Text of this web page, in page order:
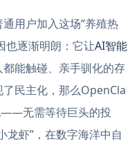
用户加入这场“养殖热
也逐渐明朗：它让AI智能
能触碰、亲手驯化的存
民主化，那么OpenCla
——无需等待巨头的投
龙虾”，在数字海洋中自